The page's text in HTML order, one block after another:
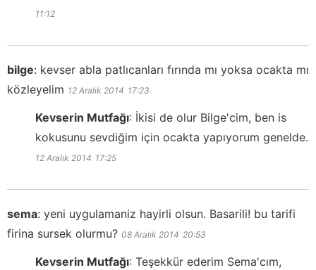
11:12
bilge: kevser abla patlıcanları fırında mı yoksa ocakta mı
közleyelim 12 Aralık 2014 17:23
Kevserin Mutfağı: İkisi de olur Bilge'cim, ben is
kokusunu sevdiğim için ocakta yapıyorum genelde.
12 Aralık 2014 17:25
sema: yeni uygulamaniz hayirli olsun. Basarili! bu tarifi
firina sursek olurmu? 08 Aralık 2014 20:53
Kevserin Mutfağı: Teşekkür ederim Sema'cım,